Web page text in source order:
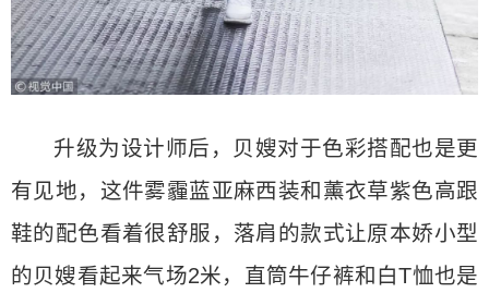
升级为设计师后，贝嫂对于色彩搭配也是更
有见地，这件雾霾蓝亚麻西装和薰衣草紫色高跟
鞋的配色看着很舒服，落肩的款式让原本娇小型
的贝嫂看起来气场2米，直筒牛仔裤和白T恤也是